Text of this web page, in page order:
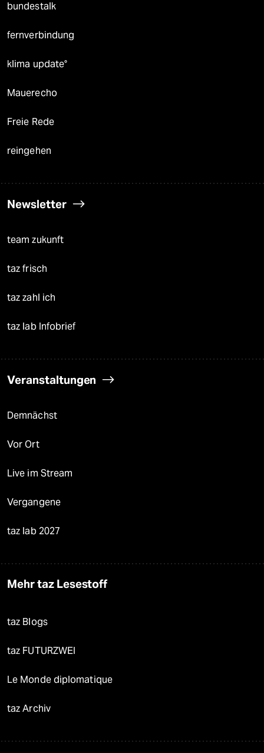
bundestalk
fernverbindung
klima update°
Mauerecho
Freie Rede
reingehen
Newsletter
team zukunft
taz frisch
taz zahl ich
taz lab Infobrief
Veranstaltungen
Demnächst
Vor Ort
Live im Stream
Vergangene
taz lab 2027
Mehr taz Lesestoff
taz Blogs
taz FUTURZWEI
Le Monde diplomatique
taz Archiv